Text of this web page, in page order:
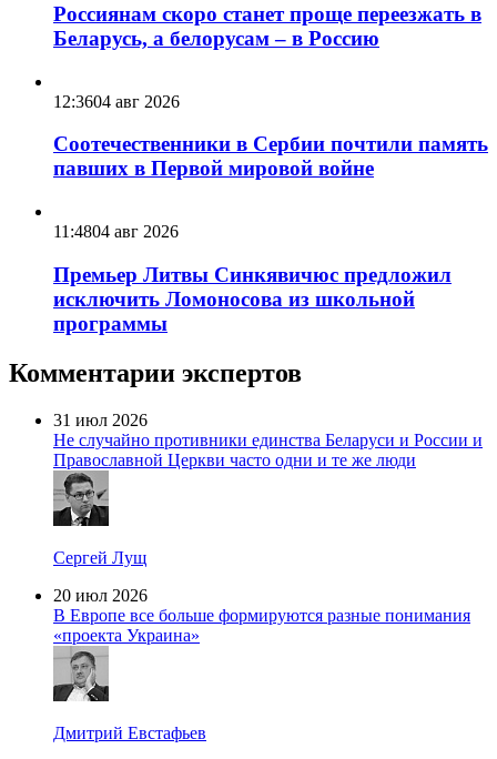
Россиянам скоро станет проще переезжать в
Беларусь, а белорусам – в Россию
12:3604 авг 2026
Соотечественники в Сербии почтили память
павших в Первой мировой войне
11:4804 авг 2026
Премьер Литвы Синкявичюс предложил
исключить Ломоносова из школьной
программы
Комментарии экспертов
31 июл 2026
Не случайно противники единства Беларуси и России и
Православной Церкви часто одни и те же люди
Сергей Лущ
20 июл 2026
В Европе все больше формируются разные понимания
«проекта Украина»
Дмитрий Евстафьев